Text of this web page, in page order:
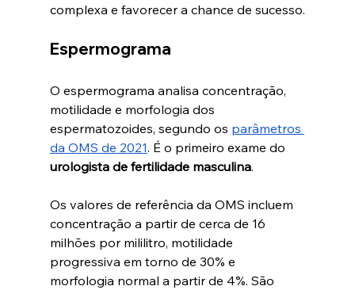
complexa e favorecer a chance de sucesso.
Espermograma
O espermograma analisa concentração,
motilidade e morfologia dos
espermatozoides, segundo os parâmetros
da OMS de 2021. É o primeiro exame do
urologista de fertilidade masculina.
Os valores de referência da OMS incluem
concentração a partir de cerca de 16
milhões por mililitro, motilidade
progressiva em torno de 30% e
morfologia normal a partir de 4%. São